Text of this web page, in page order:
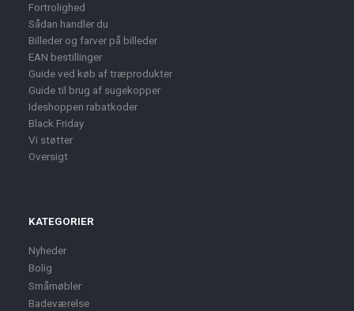
Fortrolighed
Sådan handler du
Billeder og farver på billeder
EAN bestillinger
Guide ved køb af træprodukter
Guide til brug af sugekopper
Ideshoppen rabatkoder
Black Friday
Vi støtter
Oversigt
KATEGORIER
Nyheder
Bolig
Småmøbler
Badeværelse